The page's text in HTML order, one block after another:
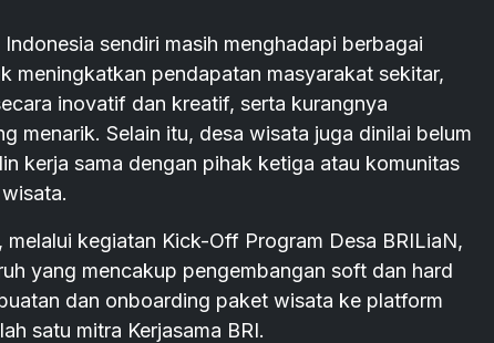
sendiri masih menghadapi berbagai
meningkatkan pendapatan masyarakat sekitar,
inovatif dan kreatif, serta kurangnya
menarik. Selain itu, desa wisata juga dinilai belum
kerja sama dengan pihak ketiga atau komunitas
kegiatan Kick-Off Program Desa BRILiaN,
yang mencakup pengembangan soft dan hard
dan onboarding paket wisata ke platform
satu mitra Kerjasama BRI.